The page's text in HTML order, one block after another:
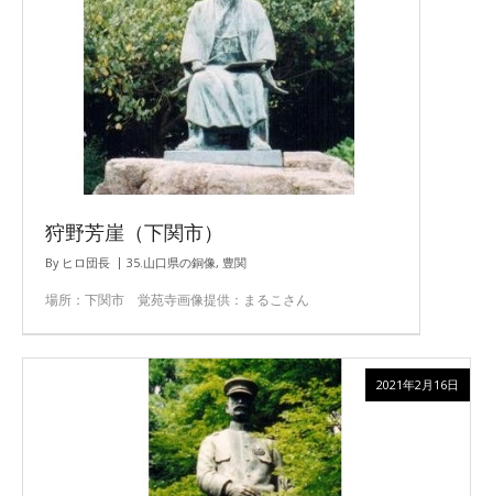
狩野芳崖（下関市）
By ヒロ団長 35.山口県の銅像, 豊関
場所：下関市 覚苑寺画像提供：まるこさん
2021年2月16日